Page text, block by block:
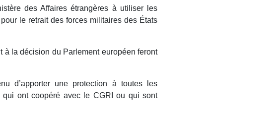
des Affaires étrangères à utiliser les
le retrait des forces militaires des États
à la décision du Parlement européen feront
d’apporter une protection à toutes les
qui ont coopéré avec le CGRI ou qui sont